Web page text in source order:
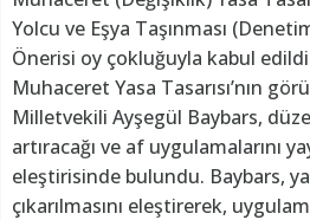
Yolcu ve Eşya Taşınması
Önerisi oy çokluğuyla kabul
Muhaceret Yasa Tasarısı’nın
Milletvekili Ayşegül Baybars,
artıracağı ve af uygulamalarını
eleştirisinde bulundu. Baybars,
çıkarılmasını eleştirerek,